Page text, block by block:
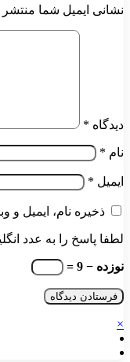
نشانی ایمیل شما
دیدگاه *
نام *
ایمیل *
ذخیره نام، ایمیل
لطفا پاسخ را به عدد
نوزده − 9 =
×